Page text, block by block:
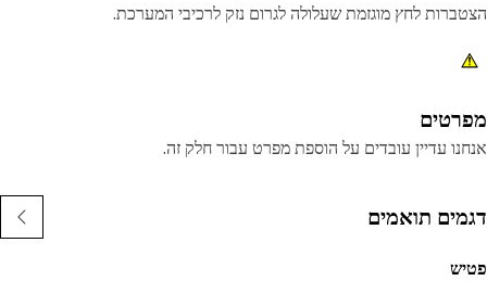
לחץ מוגזמת שעלולה לגרום נזק לרכיבי המערכת.
על רמות הלחץ הרצויות.
שסתום ההקלה.
עדיין עובדים על הוספת מפרט עבור חלק זה.
תואמים